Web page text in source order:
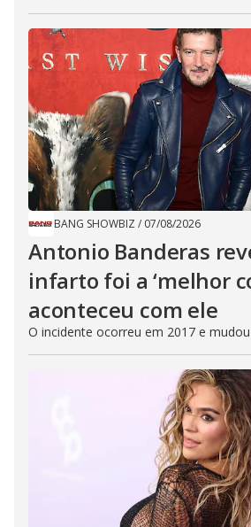
BANG SHOWBIZ / 07/08/2026
Antonio Banderas
infarto foi a ‘melhor
aconteceu com ele
O incidente ocorreu em 2017 e